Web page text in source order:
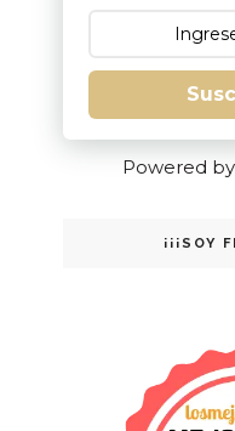
Powered by
¡¡¡SOY